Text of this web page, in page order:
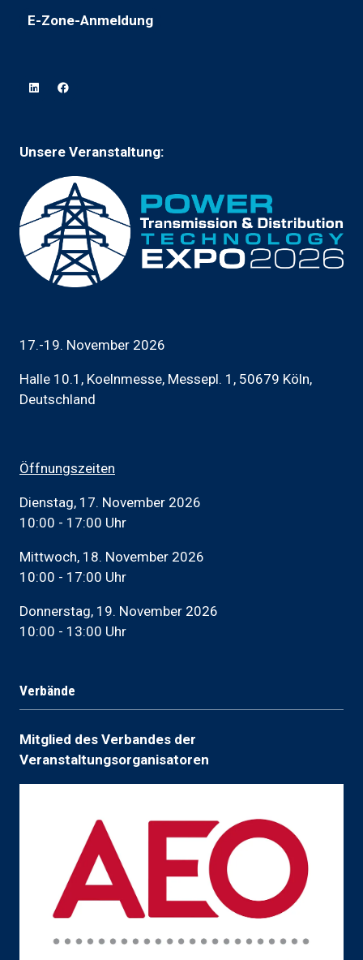
Tab)
neuen
einem
E-Zone-Anmeldung
(wird
neuen
Unsere Veranstaltung:
17.-19. November 2026
Halle 10.1, Koelnmesse, Messepl. 1, 50679 Köln,
Deutschland
Öffnungszeiten
Dienstag, 17. November 2026
10:00 - 17:00 Uhr
Mittwoch, 18. November 2026
10:00 - 17:00 Uhr
Donnerstag, 19. November 2026
10:00 - 13:00 Uhr
Verbände
Mitglied des Verbandes der
Veranstaltungsorganisatoren